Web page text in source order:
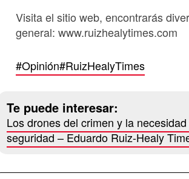
Visita el sitio web, encontrarás
general: www.ruizhealytimes.com
#Opinión#RuizHealyTimes
Te puede interesar:
Los drones del crimen y la
seguridad – Eduardo Ruiz-Healy